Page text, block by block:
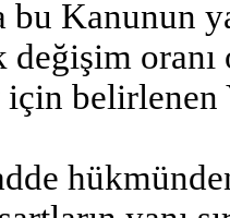
bu Kanunun
değişim
belirlenen